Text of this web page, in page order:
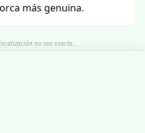
más genuina.
no sea exacta...